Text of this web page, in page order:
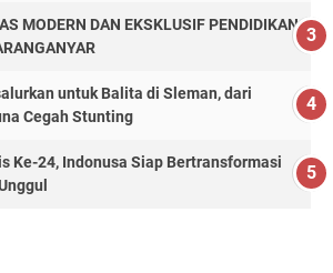
MODERN DAN EKSKLUSIF PENDIDIKAN
untuk Balita di Sleman, dari
Cegah Stunting
Ke-24, Indonusa Siap Bertransformasi